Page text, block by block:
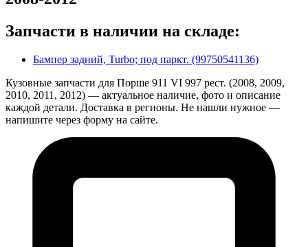
Запчасти в наличии на складе:
Бампер задний, Turbo; под паркт. (99750541136)
Кузовные запчасти для Порше 911 VI 997 рест. (2008, 2009,
2010, 2011, 2012) — актуальное наличие, фото и описание
каждой детали. Доставка в регионы. Не нашли нужное —
напишите через форму на сайте.